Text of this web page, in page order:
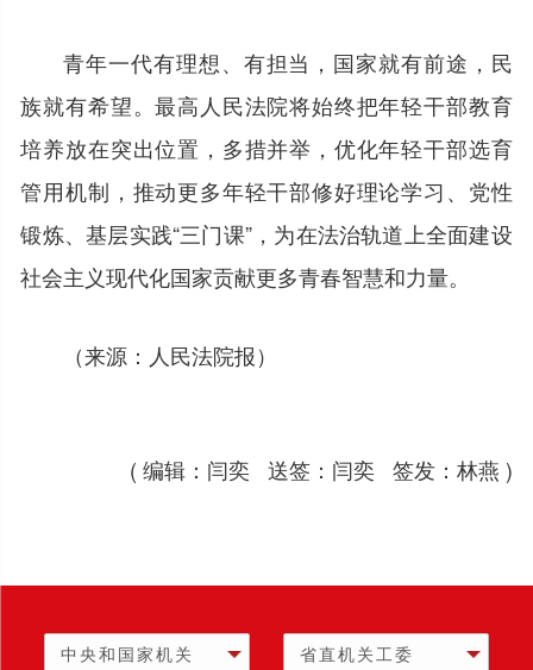
青年一代有理想、有担当，国家就有前途，民
族就有希望。最高人民法院将始终把年轻干部教育
培养放在突出位置，多措并举，优化年轻干部选育
管用机制，推动更多年轻干部修好理论学习、党性
锻炼、基层实践“三门课”，为在法治轨道上全面建设
社会主义现代化国家贡献更多青春智慧和力量。
（来源：人民法院报）
( 编辑：闫奕 送签：闫奕 签发：林燕 )
中央和国家机关 省直机关工委